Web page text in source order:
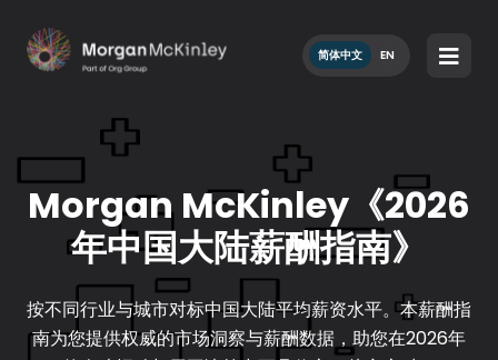
简体中文 EN
Morgan McKinley 《2026
年中国大陆薪酬指南》
按不同行业与城市对标中国大陆平均薪资水平。本薪酬指
南为您提供权威的市场洞察与薪酬数据，助您在2026年